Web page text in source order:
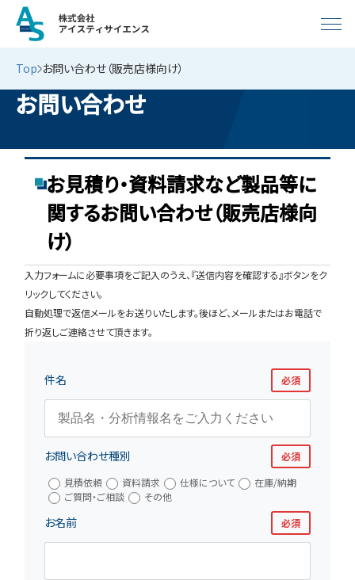
Top お問い合わせ（販売店様向け）
お問い合わせ
お見積り・資料請求など製品等に
関するお問い合わせ（販売店様向
け）
入力フォームに必要事項をご記入のうえ、『送信内容を確認する』ボタンをク
リックしてください。
自動処理で返信メールをお送りいたします。後ほど、メールまたはお電話で
折り返しご連絡させて頂きます。
件名 必須
お問い合わせ種別
必須
見積依頼
資料請求 仕様について
在庫/納期
ご質問・ご相談
その他
お名前 必須